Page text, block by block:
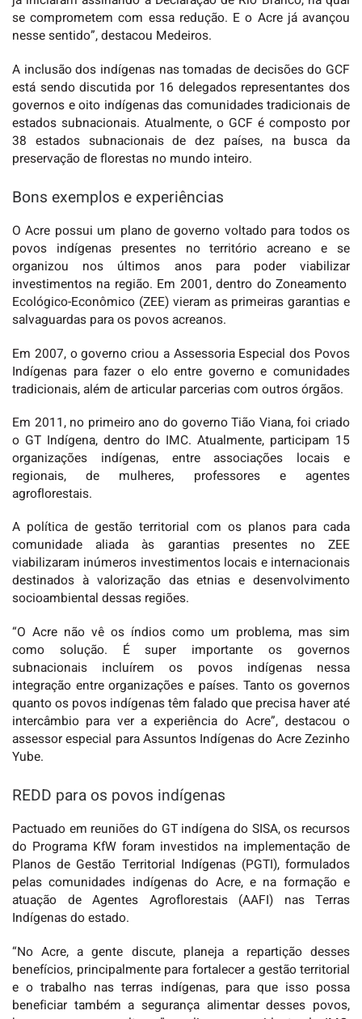
se comprometem com essa redução. E o Acre já avançou
nesse sentido”, destacou Medeiros.
A inclusão dos indígenas nas tomadas de decisões do GCF
está sendo discutida por 16 delegados representantes dos
governos e oito indígenas das comunidades tradicionais de
estados subnacionais. Atualmente, o GCF é composto por
38 estados subnacionais de dez países, na busca da
preservação de florestas no mundo inteiro.
Bons exemplos e experiências
O Acre possui um plano de governo voltado para todos os
povos indígenas presentes no território acreano e se
organizou nos últimos anos para poder viabilizar
investimentos na região. Em 2001, dentro do Zoneamento
Ecológico-Econômico (ZEE) vieram as primeiras garantias e
salvaguardas para os povos acreanos.
Em 2007, o governo criou a Assessoria Especial dos Povos
Indígenas para fazer o elo entre governo e comunidades
tradicionais, além de articular parcerias com outros órgãos.
Em 2011, no primeiro ano do governo Tião Viana, foi criado
o GT Indígena, dentro do IMC. Atualmente, participam 15
organizações indígenas, entre associações locais e
regionais, de mulheres, professores e agentes
agroflorestais.
A política de gestão territorial com os planos para cada
comunidade aliada às garantias presentes no ZEE
viabilizaram inúmeros investimentos locais e internacionais
destinados à valorização das etnias e desenvolvimento
socioambiental dessas regiões.
“O Acre não vê os índios como um problema, mas sim
como solução. É super importante os governos
subnacionais incluírem os povos indígenas nessa
integração entre organizações e países. Tanto os governos
quanto os povos indígenas têm falado que precisa haver até
intercâmbio para ver a experiência do Acre”, destacou o
assessor especial para Assuntos Indígenas do Acre Zezinho
Yube.
REDD para os povos indígenas
Pactuado em reuniões do GT indígena do SISA, os recursos
do Programa KfW foram investidos na implementação de
Planos de Gestão Territorial Indígenas (PGTI), formulados
pelas comunidades indígenas do Acre, e na formação e
atuação de Agentes Agroflorestais (AAFI) nas Terras
Indígenas do estado.
“No Acre, a gente discute, planeja a repartição desses
benefícios, principalmente para fortalecer a gestão territorial
e o trabalho nas terras indígenas, para que isso possa
beneficiar também a segurança alimentar desses povos,